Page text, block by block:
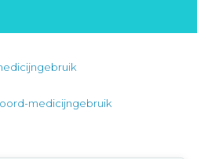
medicijngebruik